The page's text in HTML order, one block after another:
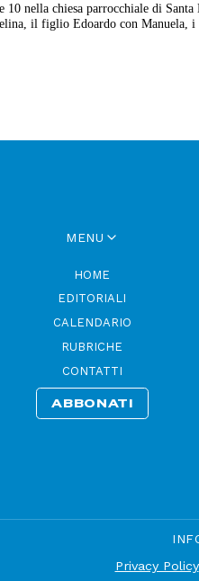
nella chiesa parrocchiale di
il figlio Edoardo con
MENU
HOME
EDITORIALI
CALENDARIO
RUBRICHE
CONTATTI
ABBONATI
Privacy Policy